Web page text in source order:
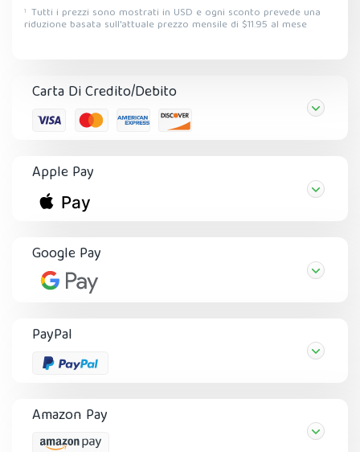
Carta Di Credito/Debito
Apple Pay
Google Pay
PayPal
Amazon Pay
1 Tutti i prezzi sono mostrati in USD e ogni sconto prevede una
riduzione basata sull'attuale prezzo mensile di $11.95 al mese